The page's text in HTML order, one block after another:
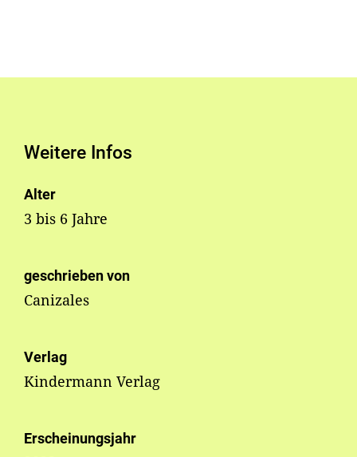
Weitere Infos
Alter
3 bis 6 Jahre
geschrieben von
Canizales
Verlag
Kindermann Verlag
Erscheinungsjahr